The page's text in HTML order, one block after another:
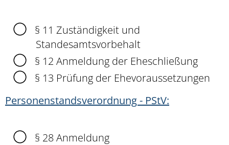
§ 11 Zuständigkeit und
Standesamtsvorbehalt
§ 12 Anmeldung der Eheschließung
§ 13 Prüfung der Ehevoraussetzungen
Personenstandsverordnung - PStV:
§ 28 Anmeldung